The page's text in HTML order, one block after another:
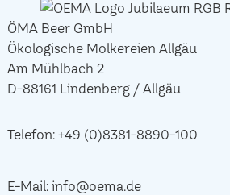
ÖMA Beer GmbH
Ökologische Molkereien Allgäu
Am Mühlbach 2
D-88161 Lindenberg / Allgäu
Telefon: +49 (0)8381-8890-100
E-Mail: info@oema.de